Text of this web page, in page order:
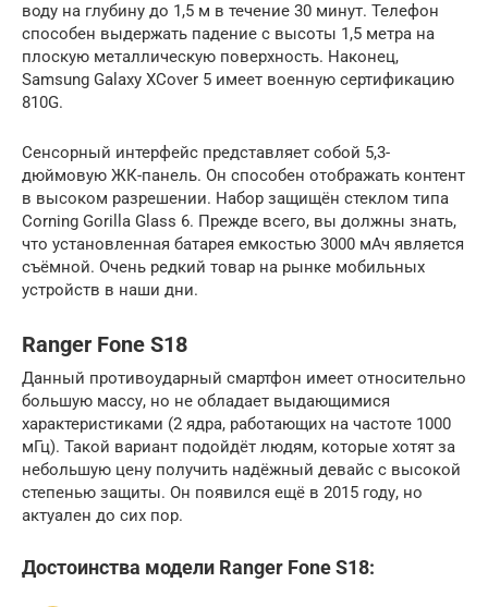
воду на глубину до 1,5 м в течение 30 минут. Телефон
способен выдержать падение с высоты 1,5 метра на
плоскую металлическую поверхность. Наконец,
Samsung Galaxy XCover 5 имеет военную сертификацию
810G.
Сенсорный интерфейс представляет собой 5,3-
дюймовую ЖК-панель. Он способен отображать контент
в высоком разрешении. Набор защищён стеклом типа
Corning Gorilla Glass 6. Прежде всего, вы должны знать,
что установленная батарея емкостью 3000 мАч является
съёмной. Очень редкий товар на рынке мобильных
устройств в наши дни.
Ranger Fone S18
Данный противоударный смартфон имеет относительно
большую массу, но не обладает выдающимися
характеристиками (2 ядра, работающих на частоте 1000
мГц). Такой вариант подойдёт людям, которые хотят за
небольшую цену получить надёжный девайс с высокой
степенью защиты. Он появился ещё в 2015 году, но
актуален до сих пор.
Достоинства модели Ranger Fone S18: